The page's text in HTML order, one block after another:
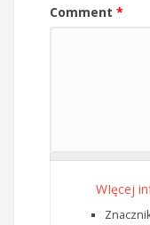
Comment *
WIęcej